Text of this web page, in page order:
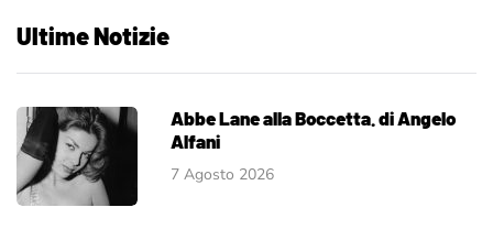
Ultime Notizie
Abbe Lane alla Boccetta. di Angelo
Alfani
7 Agosto 2026